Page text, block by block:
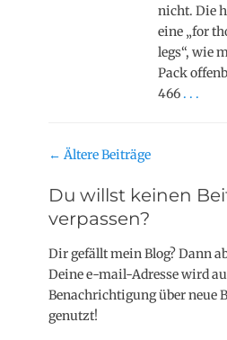
nicht. Die
eine „for
legs“, wie
Pack
466 . . .
Beitragsnavigation
← Ältere Beiträge
Du willst keinen
verpassen?
Dir gefällt mein Blog? Dann
Deine e-mail-Adresse wird
Benachrichtigung über neue
genutzt!